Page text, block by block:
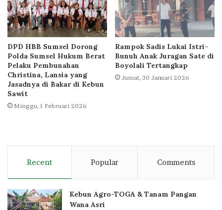
DPD HBB Sumsel Dorong
Polda Sumsel Hukum Berat
Pelaku Pembunahan
Christina, Lansia yang
Jasadnya di Bakar di Kebun
Sawit
Minggu, 1 Februari 2026
Rampok Sadis Lukai Istri-
Bunuh Anak Juragan Sate di
Boyolali Tertangkap
Jumat, 30 Januari 2026
Recent Popular Comments
Kebun Agro-TOGA & Tanam Pangan
Wana Asri